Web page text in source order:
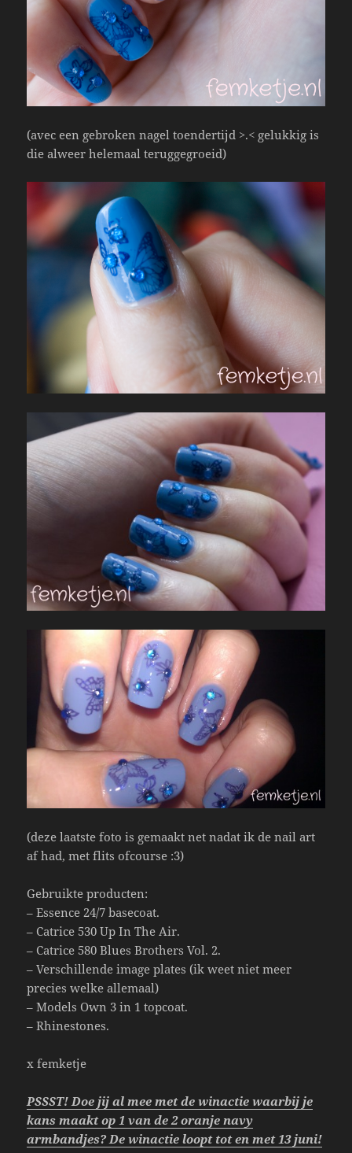
(avec een gebroken nagel toendertijd >.< gelukkig is
die alweer helemaal teruggegroeid)
(deze laatste foto is gemaakt net nadat ik de nail art
af had, met flits ofcourse :3)
Gebruikte producten:
– Essence 24/7 basecoat.
– Catrice 530 Up In The Air.
– Catrice 580 Blues Brothers Vol. 2.
– Verschillende image plates (ik weet niet meer
precies welke allemaal)
– Models Own 3 in 1 topcoat.
– Rhinestones.
x femketje
PSSST! Doe jij al mee met de winactie waarbij je
kans maakt op 1 van de 2 oranje navy
armbandjes? De winactie loopt tot en met 13 juni!